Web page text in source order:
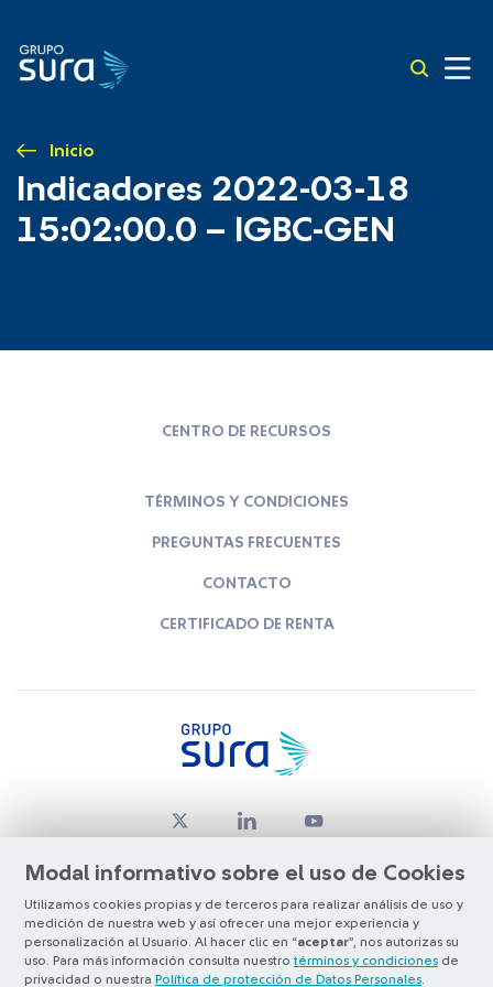
Inicio
Indicadores 2022-03-18
15:02:00.0 – IGBC-GEN
Modal informativo sobre el uso de Cookies
Utilizamos cookies propias y de terceros para realizar análisis de uso y
medición de nuestra web y así ofrecer una mejor experiencia y
personalización al Usuario. Al hacer clic en “aceptar”, nos autorizas su
uso. Para más información consulta nuestro términos y condiciones de
privacidad o nuestra Política de protección de Datos Personales
CENTRO DE RECURSOS
TÉRMINOS Y CONDICIONES
PREGUNTAS FRECUENTES
CONTACTO
CERTIFICADO DE RENTA
© Copyright Grupo SURA 2026